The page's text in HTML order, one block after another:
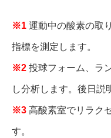
※1 運動中の酸素の取
指標を測定します。
※2 投球フォーム、ラ
し分析します。後日説
※3 高酸素室でリラク
す。